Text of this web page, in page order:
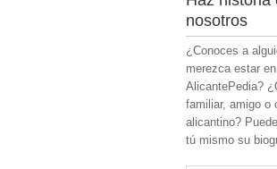
nosotros
¿Conoces a
merezca estar en
AlicantePedia?
familiar, amigo o
alicantino?
tú mismo su